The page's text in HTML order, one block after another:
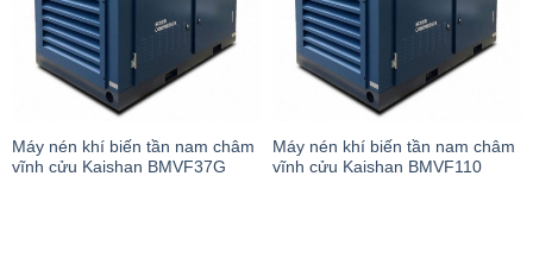
Máy nén khí biến tần nam châm
vĩnh cửu Kaishan BMVF37G
Máy nén khí biến tần nam châm
vĩnh cửu Kaishan BMVF110